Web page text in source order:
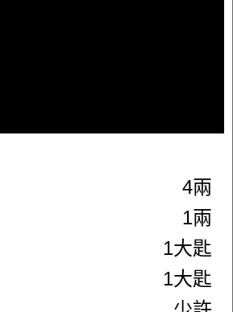
4兩
1兩
1大匙
1大匙